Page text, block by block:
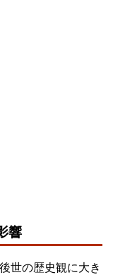
響
世の歴史観に大き